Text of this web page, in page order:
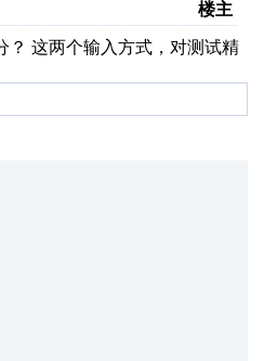
楼主
？ 这两个输入方式，对测试精